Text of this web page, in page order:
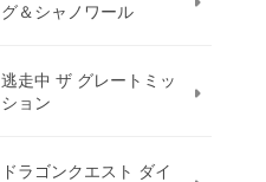
グ＆シャノワール
逃走中 ザ グレートミッ
ション
ドラゴンクエスト ダイ